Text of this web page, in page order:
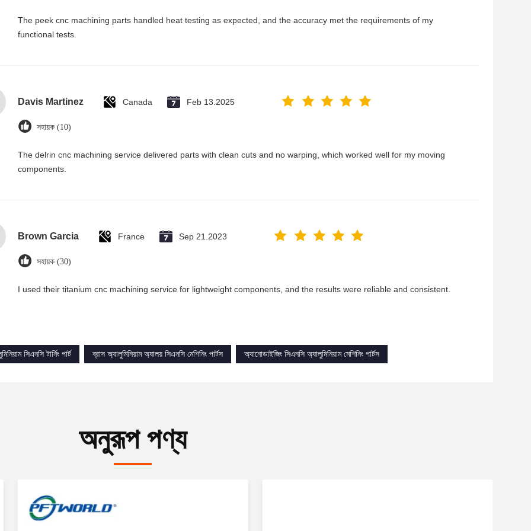
The peek cnc machining parts handled heat testing as expected, and the accuracy met the requirements of my
functional tests.
Davis Martinez Canada Feb 13.2025
সহায়ক (10)
The delrin cnc machining service delivered parts with clean cuts and no warping, which worked well for my moving
components.
Brown Garcia France Sep 21.2023
সহায়ক (30)
I used their titanium cnc machining service for lightweight components, and the results were reliable and consistent.
সিএনসি টার্নিং পার্ট ব্রাস অ্যালুমিনিয়াম অ্যালয় সিএনসি মেশিনিং পার্টস অ্যানোডাইজিং সিএনসি অ্যালুমিনিয়াম মেশিনিং পার্টস
অনুরূপ পণ্য